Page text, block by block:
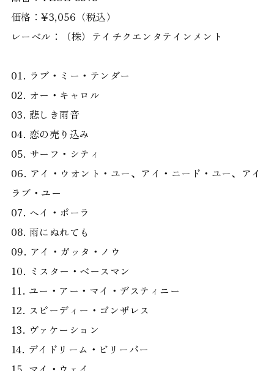
価格：¥3,056（税込）
レーベル：（株）テイチクエンタテインメント
01. ラブ・ミー・テンダー
02. オー・キャロル
03. 悲しき雨音
04. 恋の売り込み
05. サーフ・シティ
06. アイ・ウオント・ユー、アイ・ニード・ユー、アイ
ラブ・ユー
07. ヘイ・ポーラ
08. 雨にぬれても
09. アイ・ガッタ・ノウ
10. ミスター・ベースマン
11. ユー・アー・マイ・デスティニー
12. スピーディー・ゴンザレス
13. ヴァケーション
14. デイドリーム・ビリーバー